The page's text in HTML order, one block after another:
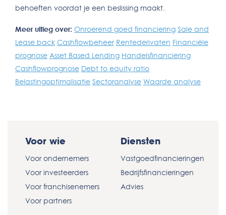
behoeften voordat je een beslissing maakt.
Meer uitleg over: Onroerend goed financiering Sale and
Lease back Cashflowbeheer Rentederivaten Financiële
prognose Asset Based Lending Handelsfinanciering
Cashflowprognose Debt to equity ratio
Belastingoptimalisatie Sectoranalyse Waarde analyse
Voor wie
Voor ondernemers
Voor investeerders
Voor franchisenemers
Voor partners
Diensten
Vastgoedfinancieringen
Bedrijfsfinancieringen
Advies